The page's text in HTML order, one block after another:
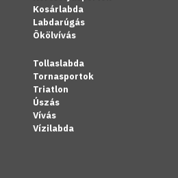
Kosárlabda
Labdarúgás
Ökölvívás
Tollaslabda
Tornasportok
Triatlon
Úszás
Vívás
Vízilabda